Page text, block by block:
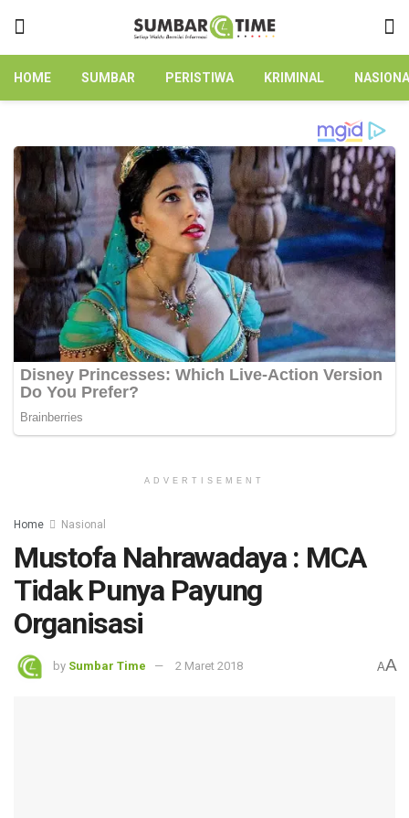
HOME SUMBAR PERISTIWA KRIMINAL
ADVERTISEMENT
Home Nasional
Mustofa Nahrawadaya : MCA
Tidak Punya Payung
Organisasi
by Sumbar Time 2 Maret 2018 AA